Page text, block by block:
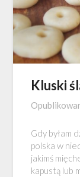
Kluski
Gdy byłam
polska w
jakimś
kapustą lub